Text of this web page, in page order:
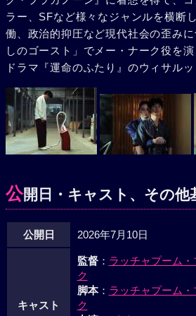
ラー、SFなど様々なジャンルを横断
働、政治的抑圧など現代社会の歪み
しのゴースト」でメー・ナーク役を演
ドラマ『運命のふたり』のウィサルッ
公開日・キャスト、その他
公開日 2026年7月10日
キャスト
監督： ラッチャプーム
ク
脚本： ラッチャプーム
ク